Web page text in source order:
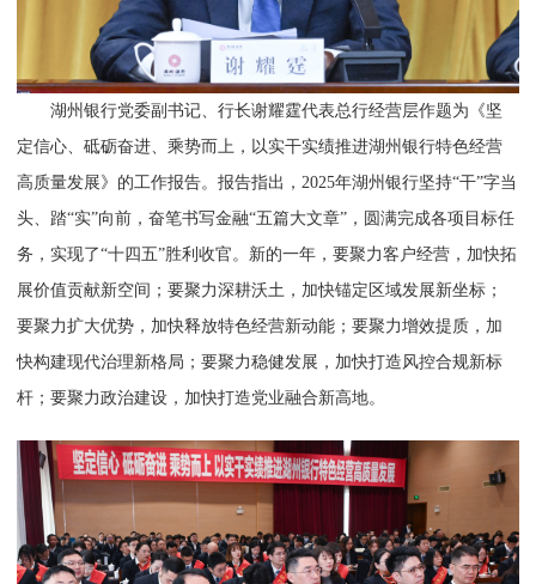
湖州银行党委副书记、行长谢耀霆代表总行经营层作题为《坚
定信心、砥砺奋进、乘势而上，以实干实绩推进湖州银行特色经营
高质量发展》的工作报告。报告指出，2025年湖州银行坚持“干”字当
头、踏“实”向前，奋笔书写金融“五篇大文章”，圆满完成各项目标任
务，实现了“十四五”胜利收官。新的一年，要聚力客户经营，加快拓
展价值贡献新空间；要聚力深耕沃土，加快锚定区域发展新坐标；
要聚力扩大优势，加快释放特色经营新动能；要聚力增效提质，加
快构建现代治理新格局；要聚力稳健发展，加快打造风控合规新标
杆；要聚力政治建设，加快打造党业融合新高地。